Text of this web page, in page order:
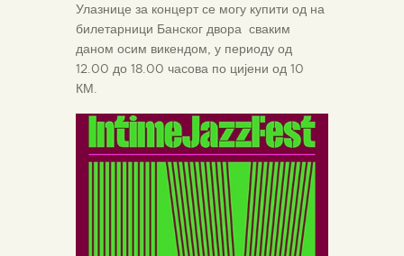
Улазнице за концерт се могу купити од на
билетарници Банског двора сваким
даном осим викендом, у периоду од
12.00 до 18.00 часова по цијени од 10
КМ.